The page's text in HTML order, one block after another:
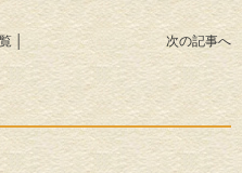
次の記事へ
│